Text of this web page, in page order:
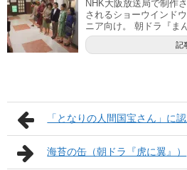
NHK大阪放送局で制作
されるショーウインド
ニア向け。 朝ドラ『ま
記
「となりの人間国宝さん」に
海苔の缶（朝ドラ『虎に翼』）